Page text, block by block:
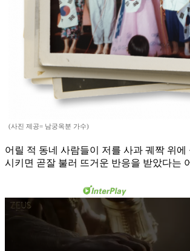
(사진 제공= 남궁옥분 가수)
어릴 적 동네 사람들이 저를 사과 궤짝 위에
시키면 곧잘 불러 뜨거운 반응을 받았다는